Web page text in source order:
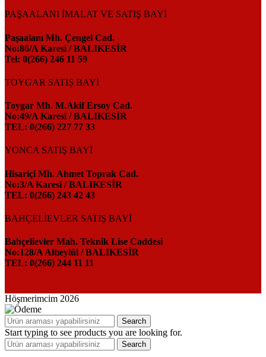
PAŞAALANI İMALAT VE SATIŞ BAYİ
Paşaalanı Mh. Çengel Cad.
No:86/A Karesi / BALIKESİR
Tel: 0(266) 246 11 59
TOYGAR SATIŞ BAYİ
Toygar Mh. M.Akif Ersoy Cad.
No:49/A Karesi / BALIKESİR
TEL: 0(266) 227 77 33
YONCA SATIŞ BAYİ
Hisariçi Mh. Ahmet Toprak Cad.
No:3/A Karesi / BALIKESİR
TEL: 0(266) 243 42 43
BAHÇELİEVLER SATIŞ BAYİ
Bahçelievler Mah. Teknik Lise Caddesi
No:128/A Altıeylül / BALIKESİR
TEL: 0(266) 244 11 11
Höşmerimcim 2026
Search
Start typing to see products you are looking for.
Search